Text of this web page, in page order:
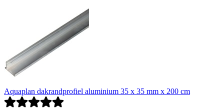
Aquaplan dakrandprofiel aluminium 35 x 35 mm x 200 cm